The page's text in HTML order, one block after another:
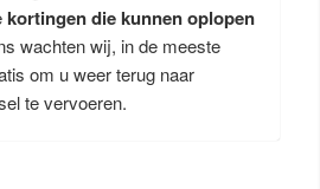
kortingen die kunnen oplopen
wachten wij, in de meeste
om u weer terug naar
te vervoeren.